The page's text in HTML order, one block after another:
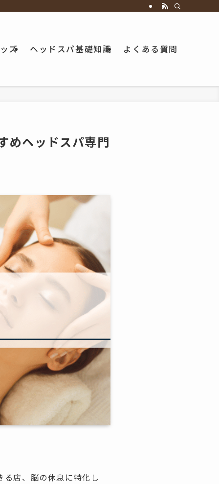
ズ ヘッドスパ基礎知識 よくある質問
めヘッドスパ専門
店、脳の休息に特化し